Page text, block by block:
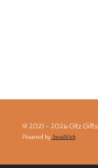
© 2021 - 2026 Gitz Gifts
Powered byJouwWeb